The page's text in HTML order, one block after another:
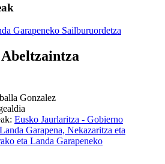
Garapeneko Sailburuordetza
Gonzalez
: Eusko Jaurlaritza - Gobierno
Garapena, Nekazaritza eta
eta Landa Garapeneko